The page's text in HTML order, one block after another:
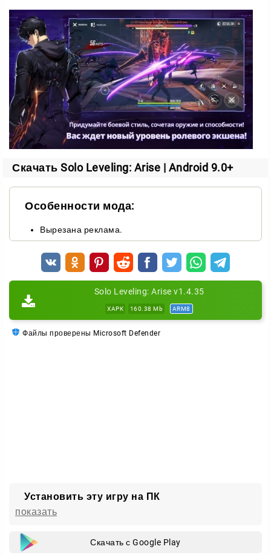
Подземелья требуют полной концентрации. Враги
становятся сильнее, а время на зачистку
ограничено. Успех зависит не только от мощи героя,
но и от грамотной сборки команды.
С каждым уровнем вы получаете:
новое оружие;
специальные артефакты;
раскрывают мир игры глубже.
Скачать Solo Leveling: Arise | Android 9.0+
Особенности мода:
Вырезана реклама.
Solo Leveling: Arise v1.4.35
XAPK 160.38 Mb ARM8
Файлы проверены Microsoft Defender
Установить эту игру на ПК
показать
Скачать с Google Play